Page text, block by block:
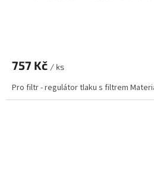
757 Kč / ks
Pro filtr - regulátor tlaku s filtrem